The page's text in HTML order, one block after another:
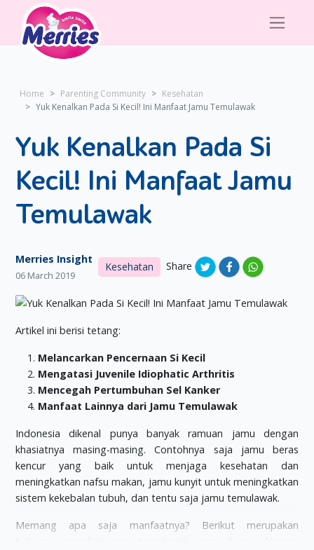
Home Parenting Community
Kesehatan
Yuk Kenalkan Pada Si Kecil! Ini Manfaat Jamu Temulawak
Yuk Kenalkan Pada Si
Kecil! Ini Manfaat Jamu
Temulawak
Merries Insight
06 March 2019
Kesehatan Share
Artikel ini berisi tetang:
Melancarkan Pencernaan Si Kecil
Mengatasi Juvenile Idiophatic Arthritis
Mencegah Pertumbuhan Sel Kanker
Manfaat Lainnya dari Jamu Temulawak
Indonesia dikenal punya banyak ramuan jamu dengan
khasiatnya masing-masing. Contohnya saja jamu beras
kencur yang baik untuk menjaga kesehatan dan
meningkatkan nafsu makan, jamu kunyit untuk meningkatkan
sistem kekebalan tubuh, dan tentu saja jamu temulawak.
Memang apa saja manfaatnya? Berikut merupakan